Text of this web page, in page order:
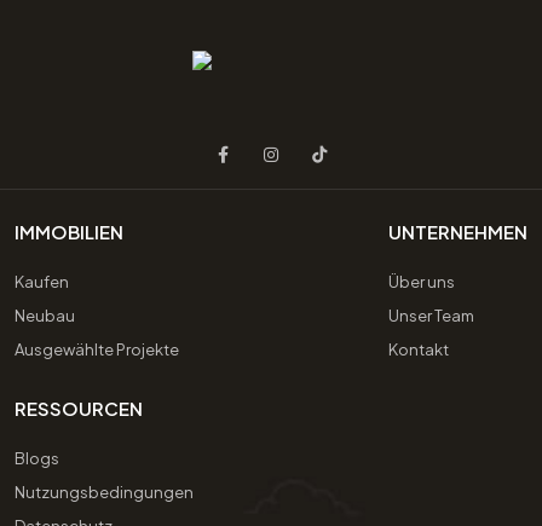
IMMOBILIEN
Kaufen
Neubau
Ausgewählte Projekte
UNTERNEHMEN
Über uns
Unser Team
Kontakt
RESSOURCEN
Blogs
Nutzungsbedingungen